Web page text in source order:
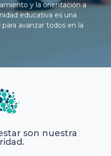
y la orientación a
educativa es una
avanzar todos en la
son nuestra